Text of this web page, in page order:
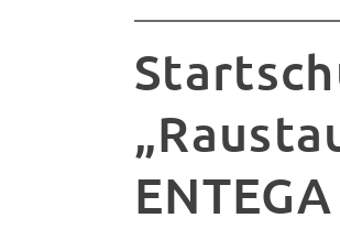
ENTEGA